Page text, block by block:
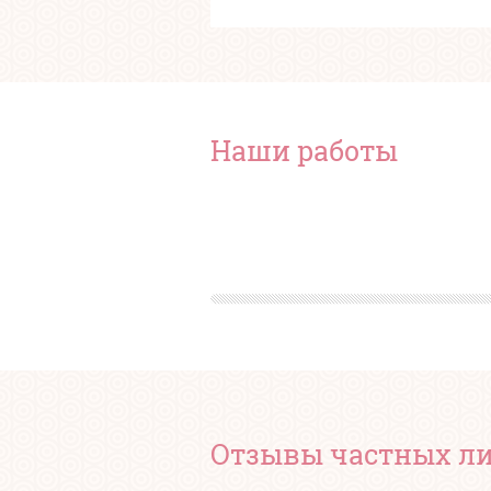
Наши работы
Отзывы частных